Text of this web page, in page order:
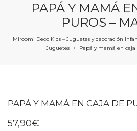
PAPÁ Y MAMÁ
PUROS –
Miroomi Deco Kids – Juguetes y decoración
Juguetes / Papá y mamá en
PAPÁ Y MAMÁ EN CAJA DE
57,90€